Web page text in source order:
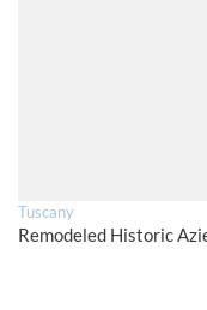
Tuscany
Remodeled Historic